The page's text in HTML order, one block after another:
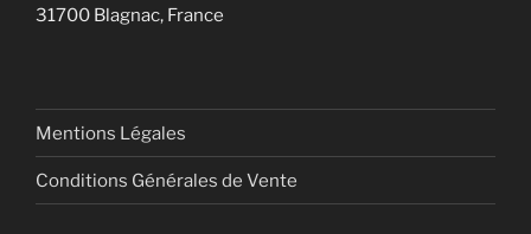
31700 Blagnac, France
Mentions Légales
Conditions Générales de Vente